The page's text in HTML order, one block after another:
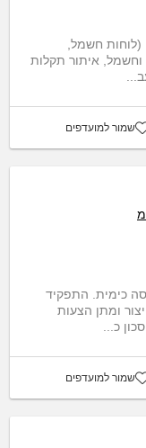
חשמל,
וחשמל, איתור תקלות
שמור למועדפים
כימית. התפקיד
ומתן הצעות
כ...
שמור למועדפים